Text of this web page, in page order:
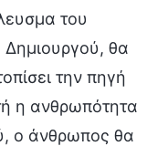
του
θα
την πηγή
η ανθρωπότητα
ο άνθρωπος θα